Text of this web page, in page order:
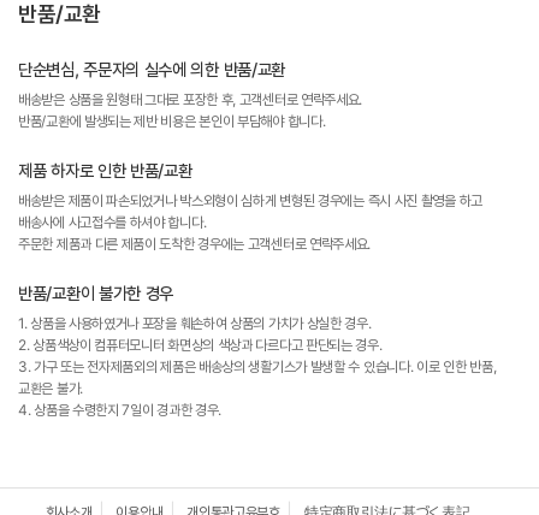
반품/교환
단순변심, 주문자의 실수에 의한 반품/교환
배송받은 상품을 원형태 그대로 포장한 후, 고객센터로 연락주세요.
반품/교환에 발생되는 제반 비용은 본인이 부담해야 합니다.
제품 하자로 인한 반품/교환
배송받은 제품이 파손되었거나 박스외형이 심하게 변형된 경우에는 즉시 사진 촬영을 하고
배송사에 사고접수를 하셔야 합니다.
주문한 제품과 다른 제품이 도착한 경우에는 고객센터로 연락주세요.
반품/교환이 불가한 경우
1. 상품을 사용하였거나 포장을 훼손하여 상품의 가치가 상실한 경우.
2. 상품색상이 컴퓨터모니터 화면상의 색상과 다르다고 판단되는 경우.
3. 가구 또는 전자제품외의 제품은 배송상의 생활기스가 발생할 수 있습니다. 이로 인한 반품,
교환은 불가.
4. 상품을 수령한지 7일이 경과한 경우.